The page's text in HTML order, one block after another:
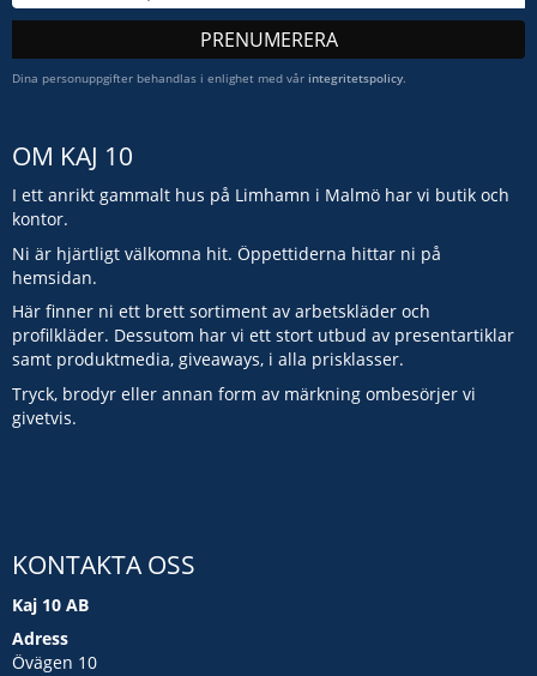
PRENUMERERA
Dina personuppgifter behandlas i enlighet med vår integritetspolicy.
OM KAJ 10
I ett anrikt gammalt hus på Limhamn i Malmö har vi butik och
kontor.
Ni är hjärtligt välkomna hit. Öppettiderna hittar ni på
hemsidan.
Här finner ni ett brett sortiment av arbetskläder och
profilkläder. Dessutom har vi ett stort utbud av presentartiklar
samt produktmedia, giveaways, i alla prisklasser.
Tryck, brodyr eller annan form av märkning ombesörjer vi
givetvis.
KONTAKTA OSS
Kaj 10 AB
Adress
Övägen 10